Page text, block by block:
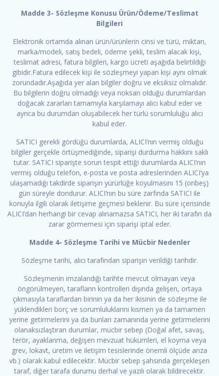
Madde 3- Sözleşme Konusu Ürün/Ödeme/Teslimat
Bilgileri
Elektronik ortamda alınan ürün/ürünlerin cinsi ve türü, miktarı,
marka/modeli, satış bedeli, ödeme şekli, teslim alacak kişi,
teslimat adresi, fatura bilgileri, kargo ücreti aşağıda belirtildiği
gibidir.Fatura edilecek kişi ile sözleşmeyi yapan kişi aynı olmak
zorundadır.Aşağıda yer alan bilgiler doğru ve eksiksiz olmalıdır.
Bu bilgilerin doğru olmadığı veya noksan olduğu durumlardan
doğacak zararları tamamıyla karşılamayı alıcı kabul eder ve
ayrıca bu durumdan oluşabilecek her türlü sorumluluğu alıcı
kabul eder.
SATICI gerekli gördüğü durumlarda, ALICI’nın vermiş olduğu
bilgiler gerçekle örtüşmediğinde, siparişi durdurma hakkını saklı
tutar. SATICI siparişte sorun tespit ettiği durumlarda ALICI’nın
vermiş olduğu telefon, e-posta ve posta adreslerinden ALICI’ya
ulaşamadığı takdirde siparişin yürürlüğe koyulmasını 15 (onbeş)
gün süreyle dondurur. ALICI’nın bu süre zarfında SATICI ile
konuyla ilgili olarak iletişime geçmesi beklenir. Bu süre içerisinde
ALICI’dan herhangi bir cevap alınamazsa SATICI, her iki tarafın da
zarar görmemesi için siparişi iptal eder.
Madde 4- Sözleşme Tarihi ve Mücbir Nedenler
Sözleşme tarihi, alıcı tarafından siparişin verildiği tarihdir.
Sözleşmenin imzalandığı tarihte mevcut olmayan veya
öngörülmeyen, tarafların kontrolleri dışında gelişen, ortaya
çıkmasıyla taraflardan birinin ya da her ikisinin de sözleşme ile
yüklendikleri borç ve sorumluluklarını kısmen ya da tamamen
yerine getirmelerini ya da bunları zamanında yerine getirmelerini
olanaksızlaştıran durumlar, mücbir sebep (Doğal afet, savaş,
terör, ayaklanma, değişen mevzuat hükümleri, el koyma veya
grev, lokavt, üretim ve iletişim tesislerinde önemli ölçüde arıza
vb.) olarak kabul edilecektir. Mücbir sebep şahsında gerçekleşen
taraf, diğer tarafa durumu derhal ve yazılı olarak bildirecektir.